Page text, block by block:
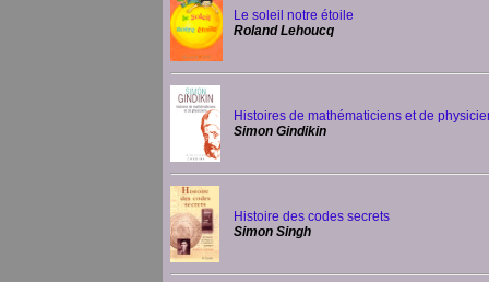
Le soleil notre étoile
Roland Lehoucq
Histoires de mathématiciens et de
Simon Gindikin
Histoire des codes secrets
Simon Singh